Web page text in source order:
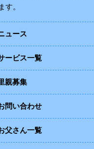
す。
ュース
ービス一覧
親募集
問い合わせ
父さん一覧